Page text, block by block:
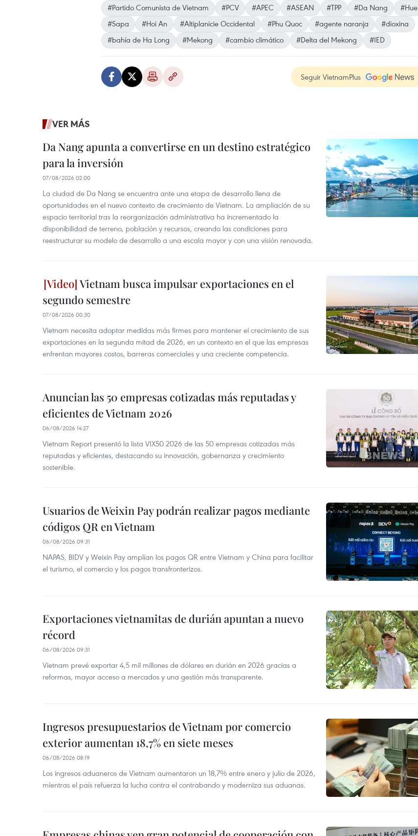
#Partido Comunista de Vietnam
#PCV #APEC #ASEAN #TPP #Da Nang
#Hue
#Sapa
#Hoi An #Altiplanicie Occidental #Phu Quoc #agente naranja
#dioxina
#bahía de Ha Long
#Mekong #cambio climático #Delta del Mekong #IED
Seguir VietnamPlus
VER MÁS
Da Nang apunta a convertirse en un destino estratégico
para la inversión
07/08/2026 02:00
La ciudad de Da Nang se encuentra ante una etapa de desarrollo llena de
oportunidades en el nuevo contexto de crecimiento de Vietnam. La ampliación de su
espacio territorial tras la reorganización administrativa ha incrementado la
disponibilidad de terreno, población y recursos, creando las condiciones para
reestructurar su modelo de desarrollo a una escala mayor y con una visión renovada.
Vietnam busca impulsar exportaciones en el
segundo semestre
07/08/2026 00:30
Vietnam necesita adoptar medidas más firmes para mantener el crecimiento de sus
exportaciones en la segunda mitad de 2026, en un contexto en el que las empresas
enfrentan mayores costos, barreras comerciales y una creciente competencia.
Anuncian las 50 empresas cotizadas más reputadas y
eficientes de Vietnam 2026
06/08/2026 14:27
Vietnam Report presentó la lista VIX50 2026 de las 50 empresas cotizadas más
reputadas y eficientes, destacando su innovación, gobernanza y crecimiento
sostenible.
Usuarios de Weixin Pay podrán realizar pagos mediante
códigos QR en Vietnam
06/08/2026 09:31
NAPAS, BIDV y Weixin Pay amplían los pagos QR entre Vietnam y China para facilitar
el turismo, el comercio y los pagos transfronterizos.
Exportaciones vietnamitas de durián apuntan a nuevo
récord
06/08/2026 09:31
Vietnam prevé exportar 4,5 mil millones de dólares en durián en 2026 gracias a
reformas, mayor acceso a mercados y una gestión más transparente.
Ingresos presupuestarios de Vietnam por comercio
exterior aumentan 18,7% en siete meses
06/08/2026 08:19
Los ingresos aduaneros de Vietnam aumentaron un 18,7% entre enero y julio de 2026,
mientras el país refuerza la lucha contra el contrabando y moderniza sus aduanas.